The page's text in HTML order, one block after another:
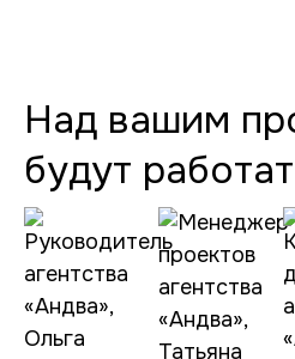
Над вашим
будут